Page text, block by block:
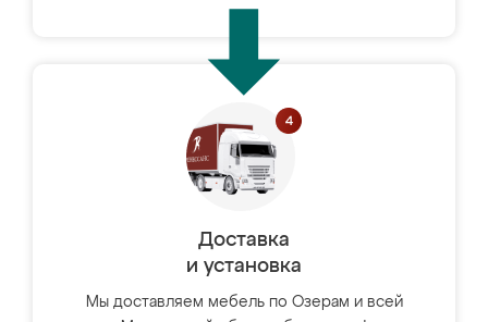
Доставка
и установка
Мы доставляем мебель по Озерам и всей